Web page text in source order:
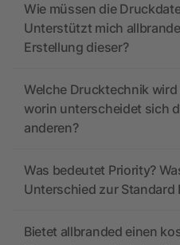
Wie müssen die
Unterstützt mich
Erstellung dieser?
Welche Drucktechnik
worin unterscheidet sich
anderen?
Was bedeutet Priority?
Unterschied zur Standard
Bietet allbranded einen